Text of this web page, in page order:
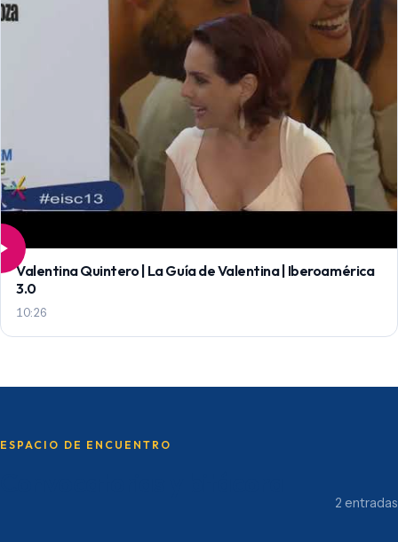
Valentina Quintero | La Guía de Valentina | Iberoamérica
3.0
10:26
ESPACIO DE ENCUENTRO
2 entradas